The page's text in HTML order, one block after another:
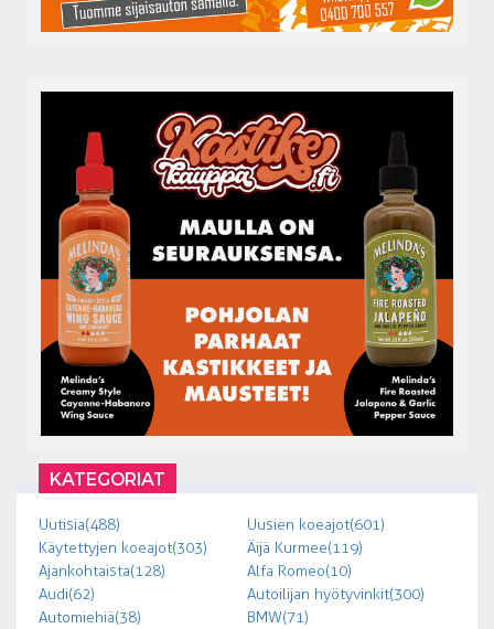
KATEGORIAT
Uutisia (488)
Uusien koeajot (601)
Käytettyjen koeajot (303)
Äijä Kurmee (119)
Ajankohtaista (128)
Alfa Romeo (10)
Audi (62)
Autoilijan hyötyvinkit (300)
Automiehiä (38)
BMW (71)